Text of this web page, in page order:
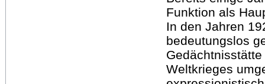
Funktion als
In den Jahren
bedeutungslos
Weltkrieges